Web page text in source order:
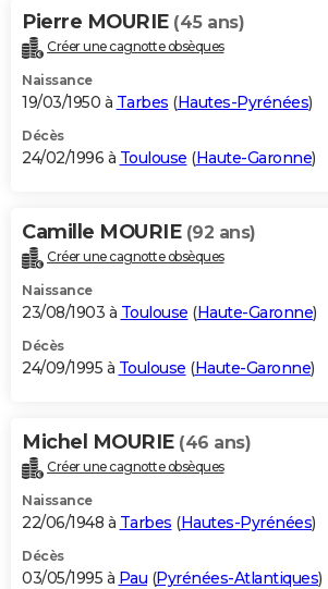
Pierre MOURIE (45 ans)
Créer une cagnotte obsèques
Naissance
19/03/1950 à Tarbes (Hautes-Pyrénées)
Décès
24/02/1996 à Toulouse (Haute-Garonne)
Camille MOURIE (92 ans)
Créer une cagnotte obsèques
Naissance
23/08/1903 à Toulouse (Haute-Garonne)
Décès
24/09/1995 à Toulouse (Haute-Garonne)
Michel MOURIE (46 ans)
Créer une cagnotte obsèques
Naissance
22/06/1948 à Tarbes (Hautes-Pyrénées)
Décès
03/05/1995 à Pau (Pyrénées-Atlantiques)